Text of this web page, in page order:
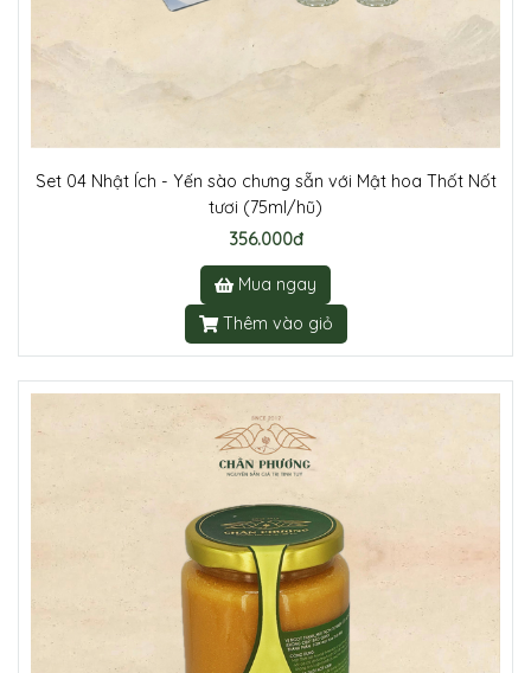
Set 04 Nhật Ích - Yến sào chưng sẵn với Mật hoa Thốt Nốt
tươi (75ml/hũ)
356.000đ
Mua ngay
Thêm vào giỏ